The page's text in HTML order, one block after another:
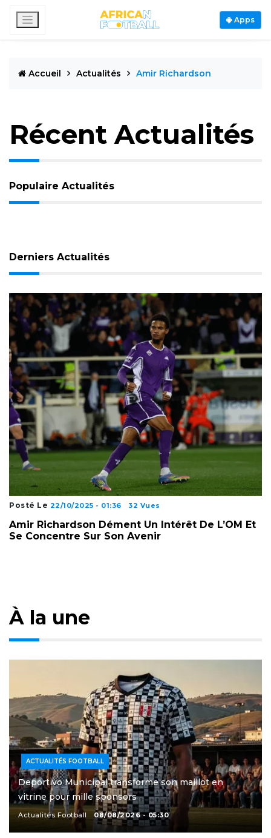
Apps
Accueil Actualités Amir Richardson
Récent Actualités
Populaire Actualités
Derniers Actualités
Posté Le 22/10/2025 - 01:36 32 Vues
Amir Richardson Dément Un Intérêt De L’OM Et
Se Concentre Sur Son Avenir
À la une
ACTUALITÉS FOOTBALL
Deportivo Municipal transforme son maillot en
vitrine pour mille sponsors
Actualités Football 08/08/2026 - 05:30